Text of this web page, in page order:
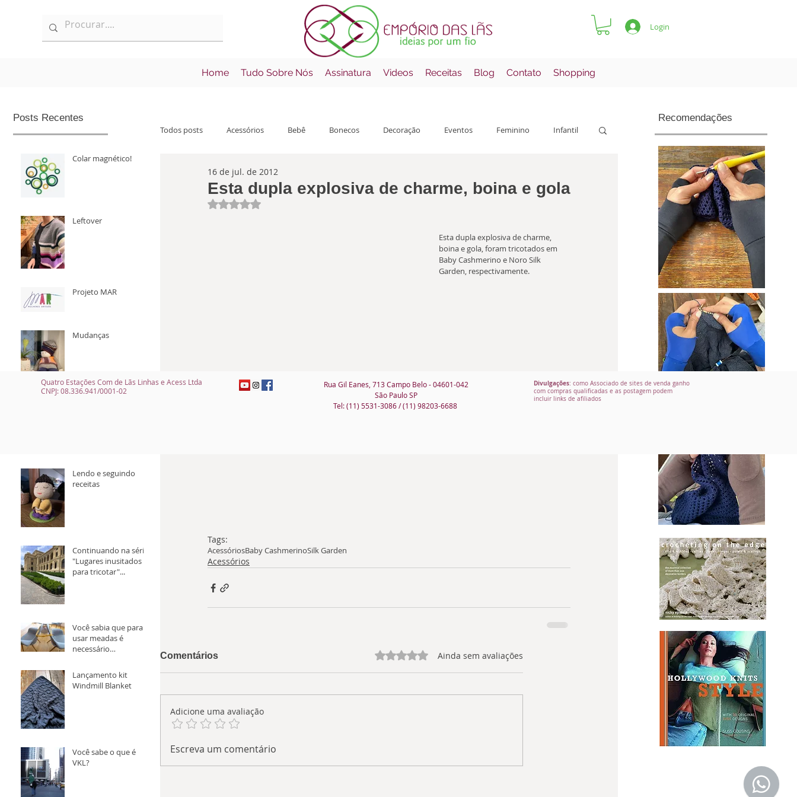
Login
Home Tudo Sobre Nós Assinatura Videos Receitas Blog Contato Shopping
Posts Recentes
Colar magnético!
Leftover
Projeto MAR
Mudanças
Lendo e seguindo
receitas
Continuando na série
"Lugares inusitados
para tricotar"...
Você sabia que para
usar meadas é
necessário
novelo antes?
Lançamento kit
Windmill Blanket
Você sabe o que é
VKL?
Todos posts Acessórios Bebê Bonecos Decoração Eventos Feminino Infantil
Informações Lançamentos
Esta dupla explosiva de charme, boina e gola
16 de jul. de 2012
Avaliado com NaN de 5 estrelas.
Esta dupla explosiva de charme,
boina e gola, foram tricotados em
Baby Cashmerino e Noro Silk
Garden, respectivamente.
Tags:
AcessóriosBaby CashmerinoSilk Garden
Acessórios
Comentários Avaliado com 0 de 5 estrelas.Ainda sem avaliações
Adicione uma avaliação
Escreva um comentário
Recomendações
Quatro Estações Com de Lãs Linhas e Acess Ltda
CNPJ: 08.336.941/0001-02
Rua Gil Eanes, 713 Campo Belo - 04601-042
São Paulo SP
Tel: (11) 5531-3086 / (11) 98203-6688
Divulgações: como Associado de sites de venda ganho
com compras qualificadas e as postagem podem
incluir links de afiliados